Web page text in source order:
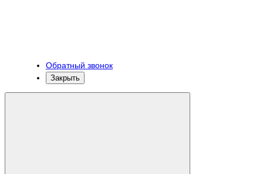
Обратный звонок
Закрыть